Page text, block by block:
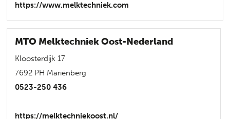
https://www.melktechniek.com
MTO Melktechniek Oost-Nederland
Kloosterdijk 17
7692 PH Mariënberg
0523-250 436
https://melktechniekoost.nl/